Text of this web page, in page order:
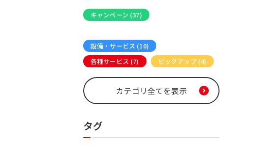
キャンペーン (37)
設備・サービス (10)
各種サービス (7)
ピックアップ (4)
カテゴリ全てを表示
タグ